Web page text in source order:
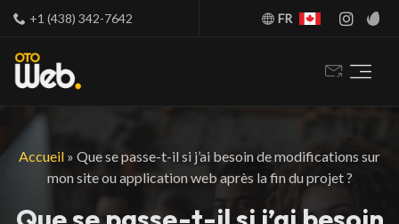
+1 (438) 342-7642 FR
Accueil » Que se passe-t-il si j’ai besoin de modifications sur
mon site ou application web après la fin du projet ?